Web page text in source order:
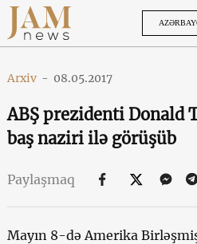
Arxiv - 08.05.2017
ABŞ prezidenti Donald
baş naziri ilə görüşüb
Paylaşmaq
Mayın 8-də Amerika